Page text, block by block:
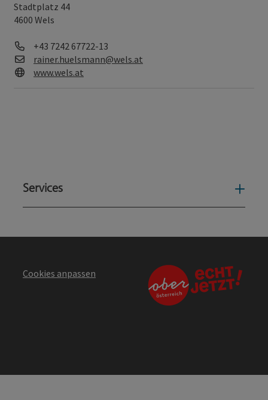
Stadtplatz 44
4600 Wels
Telefon
+43 7242 67722-13
E-Mail
rainer.huelsmann@wels.at
Web
www.wels.at
Services
Cookies anpassen